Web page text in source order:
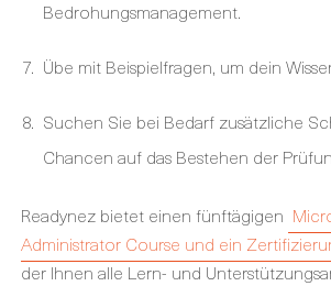
Bedrohungsmanagement.
Übe mit Beispielfragen, um dein
Suchen Sie bei Bedarf zusätzliche
Chancen auf das Bestehen der
Readynez bietet einen fünftägigen
Administrator Course und ein
der Ihnen alle Lern- und